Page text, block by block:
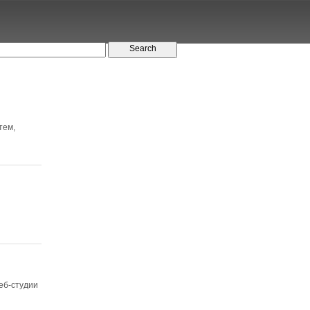
студии